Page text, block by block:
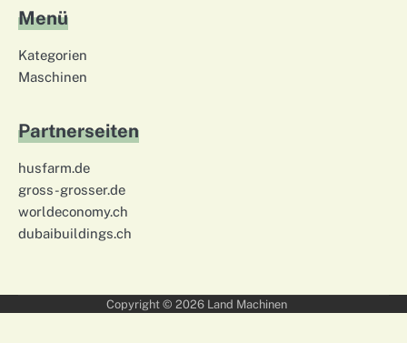
Menü
Kategorien
Maschinen
Partnerseiten
husfarm.de
gross-grosser.de
worldeconomy.ch
dubaibuildings.ch
Copyright © 2026 Land Machinen